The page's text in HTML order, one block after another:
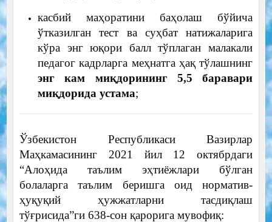
касбий маҳоратини баҳолаш бўйича
ўтказилган тест ва суҳбат натижаларига
кўра энг юқори балл тўплаган малакали
педагог кадрларга меҳнатга ҳақ тўлашнинг
энг кам миқдорининг 5,5 баравари
миқдорида устама;
Ўзбекистон Республикаси Вазирлар
Маҳкамасининг 2021 йил 12 октябрдаги
“Алоҳида таълим эҳтиёжлари бўлган
болаларга таълим беришга оид норматив-
ҳуқуқий ҳужжатларни тасдиқлаш
тўғрисида”ги 638-сон қарорига мувофиқ: